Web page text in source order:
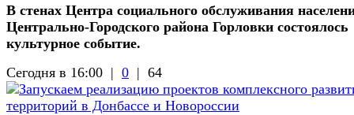
В стенах Центра социального обслуживания
Центрально-Городского района Горловки состоялось
культурное событие.
Сегодня в 16:00 | 0 | 64